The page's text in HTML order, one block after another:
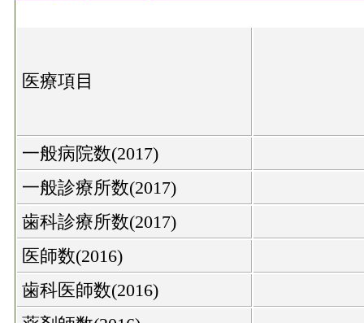
医療項目
一般病院数(2017)
一般診療所数(2017)
歯科診療所数(2017)
医師数(2016)
歯科医師数(2016)